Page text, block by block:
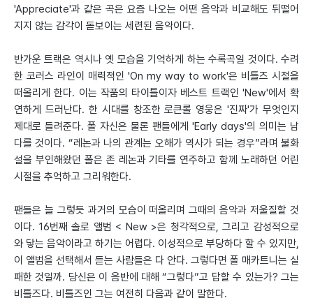
'Appreciate'과 같은 곡은 요즘 나오는 어떤 음악과 비교해도 뒤떨어
지지 않는 감각이 돋보이는 세련된 음악이다.
반가운 트랙은 역시나 옛 모습을 기억하게 하는 수록곡일 것이다. 수려
한 코러스 라인이 매력적인 'On my way to work'은 비틀즈 시절을
떠올리게 한다. 이는 작품의 타이틀이자 베스트 트랙인 'New'에서 확
연하게 드러난다. 한 시대를 창조한 로큰롤 영웅은 '진짜'가 무엇인지
제대로 들려준다. 폴 자신은 물론 팬들에게 'Early days'의 의미는 남
다를 것이다. “레논과 나의 관계는 오해가 역사가 되는 경우”라며 불화
설을 부인해왔던 폴은 존 레논과 기타를 연주하고 함께 노래하던 어린
시절을 추억하고 그리워한다.
팬들은 늘 그렇듯 과거의 모습이 떠올리며 그때의 음악과 저울질할 것
이다. 16번째 솔로 앨범 < New >은 청각적으로, 그리고 감성적으로
와 닿는 음악이라고 하기는 어렵다. 이성적으로 부당하다 할 수 있지만,
이 앨범을 선택해서 듣는 사람들은 다 안다. 그렇다면 폴 매카트니는 실
패한 것일까. 당신은 이 음반에 대해 “그렇다”고 답할 수 있는가? 그는
비틀즈다. 비틀즈인 그는 여전히 다음과 같이 말한다.